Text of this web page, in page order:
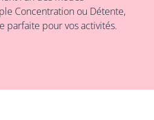
Concentration ou Détente,
parfaite pour vos activités.